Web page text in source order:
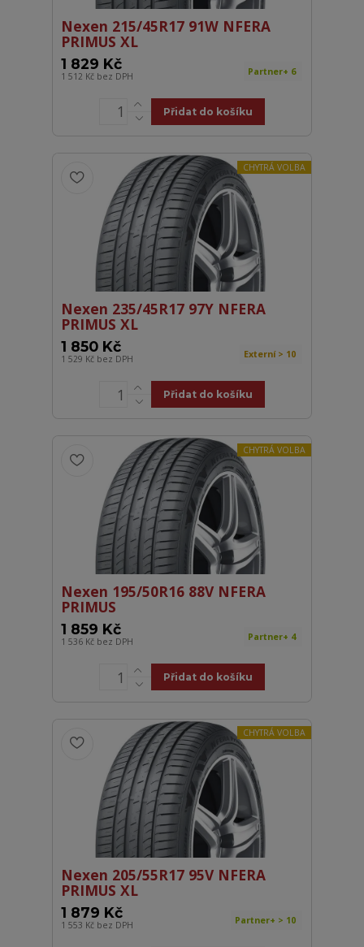
Nexen 215/45R17 91W NFERA
PRIMUS XL
1 829 Kč
1 512 Kč bez DPH Partner+ 6
Přidat do košíku
CHYTRÁ VOLBA
Nexen 235/45R17 97Y NFERA
PRIMUS XL
1 850 Kč
1 529 Kč bez DPH Externí > 10
Přidat do košíku
CHYTRÁ VOLBA
Nexen 195/50R16 88V NFERA
PRIMUS
1 859 Kč
1 536 Kč bez DPH Partner+ 4
Přidat do košíku
CHYTRÁ VOLBA
Nexen 205/55R17 95V NFERA
PRIMUS XL
1 879 Kč
1 553 Kč bez DPH Partner+ > 10